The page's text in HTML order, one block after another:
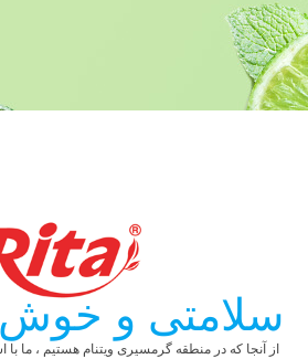
سلامتی و
از آنجا که در منطقه گرمسیری ویتنام هستیم ، ما با